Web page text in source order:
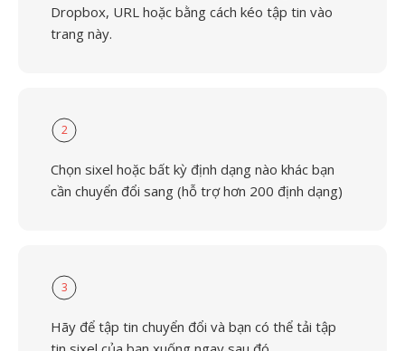
Dropbox, URL hoặc bằng cách kéo tập tin vào
trang này.
2
Chọn sixel hoặc bất kỳ định dạng nào khác bạn
cần chuyển đổi sang (hỗ trợ hơn 200 định dạng)
3
Hãy để tập tin chuyển đổi và bạn có thể tải tập